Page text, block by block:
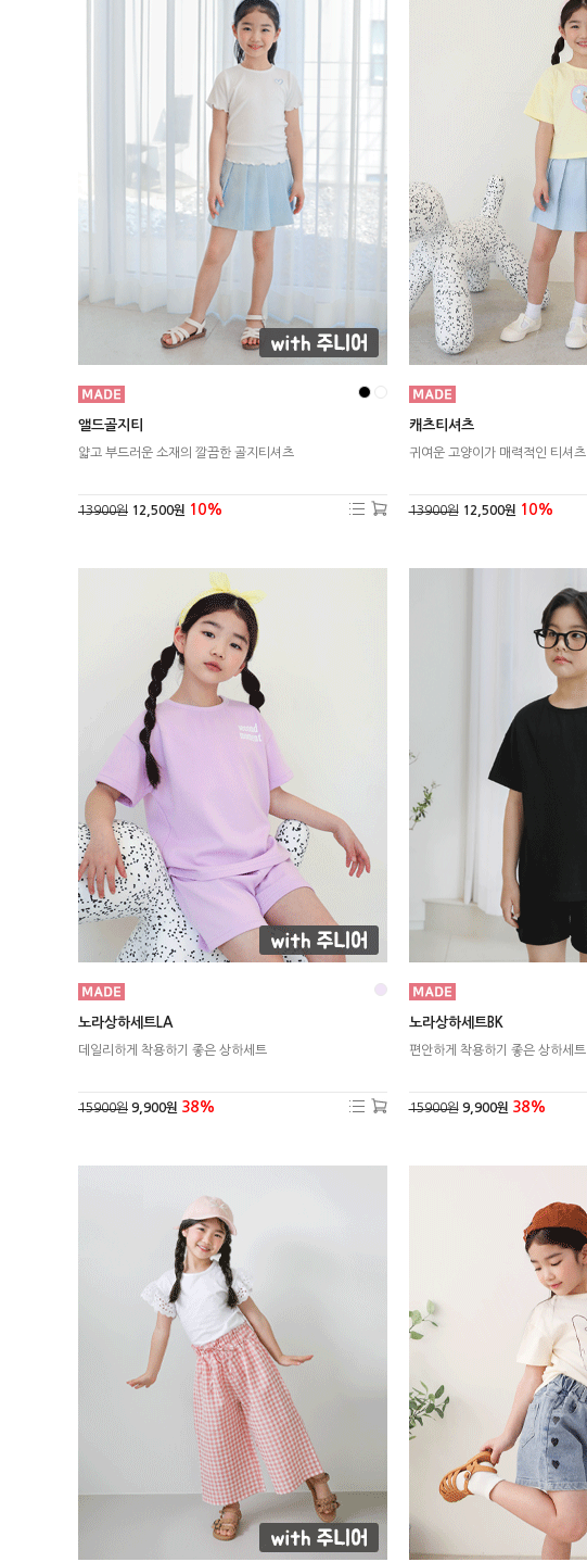
앨드골지티
얇고 부드러운 소재의 깔끔한 골지티셔츠
13900원 12,500원 10%
캐츠티셔츠
귀여운 고양이가 매력적인 티셔츠
13900원 12,500원 10%
노라상하세트LA
데일리하게 착용하기 좋은 상하세트
15900원 9,900원 38%
노라상하세트BK
편안하게 착용하기 좋은 상하세트
15900원 9,900원 38%